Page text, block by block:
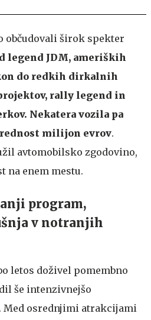
občudovali širok spekter
legend JDM, ameriških
do redkih dirkalnih
rally legend in
Nekatera vozila pa
milijon evrov.
avtomobilsko zgodovino,
na enem mestu.
program,
v notranjih
letos doživel pomembno
še intenzivnejšo
osrednjimi atrakcijami